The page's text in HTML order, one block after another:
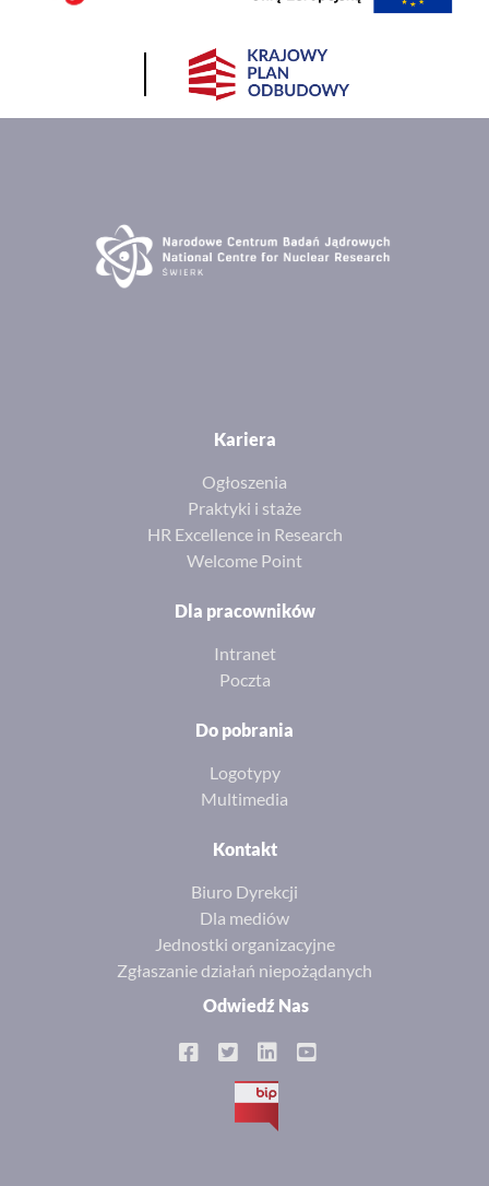
Kariera
Ogłoszenia
Praktyki i staże
HR Excellence in Research
Welcome Point
Dla pracowników
Intranet
Poczta
Do pobrania
Logotypy
Multimedia
Kontakt
Biuro Dyrekcji
Dla mediów
Jednostki organizacyjne
Zgłaszanie działań niepożądanych
Odwiedź Nas
BIP